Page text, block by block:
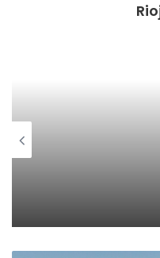
Andreu ha asegurado
incluía la gratuidad de 0 a
de sólo 2 frases,
consensuada”, ha criticado.